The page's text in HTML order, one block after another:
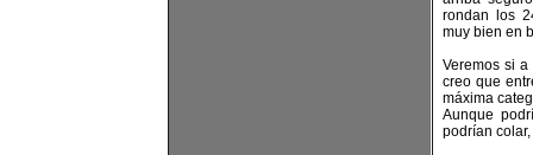
rondan los
muy bien en
Veremos si
creo que
máxima
Aunque
podrían